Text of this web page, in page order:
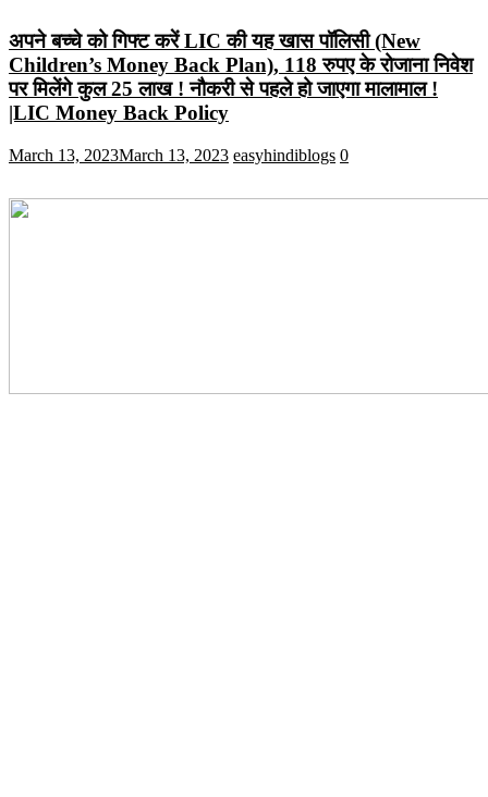
अपने बच्चे को गिफ्ट करें LIC की यह खास पॉलिसी (New
Children’s Money Back Plan), 118 रुपए के रोजाना निवेश
पर मिलेंगे कुल 25 लाख ! नौकरी से पहले हो जाएगा मालामाल !
|LIC Money Back Policy
March 13, 2023March 13, 2023 easyhindiblogs 0